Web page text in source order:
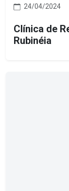
24/04/2024
Clínica de
Rubinéia